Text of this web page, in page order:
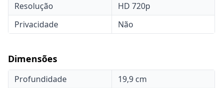
Resolução
HD 720p
Privacidade
Não
Dimensões
Profundidade
19,9 cm